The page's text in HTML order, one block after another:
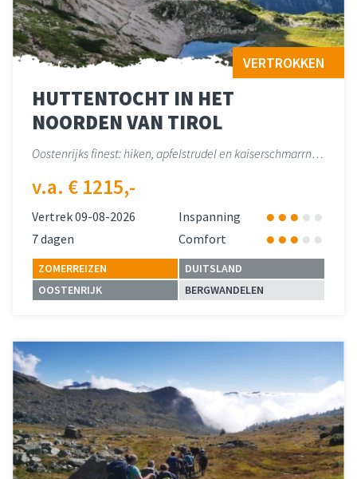
HUTTENTOCHT IN HET
NOORDEN VAN TIROL
VERTROKKEN
Oostenrijks finest: hiken, apfelstrudel en kaiserschmarrn…
v.a. € 1215,-
Vertrek 09-08-2026
Inspanning
7 dagen
Comfort
ZOMERREIZEN
DUITSLAND
OOSTENRIJK
BERGWANDELEN